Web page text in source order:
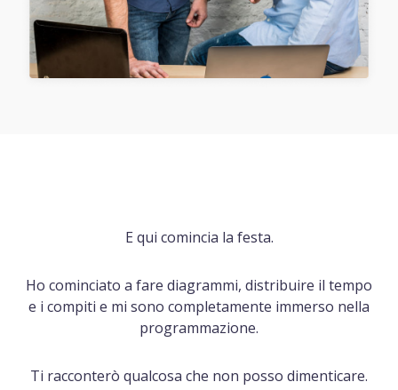
E qui comincia la festa.
Ho cominciato a fare diagrammi, distribuire il tempo
e i compiti e mi sono completamente immerso nella
programmazione.
Ti racconterò qualcosa che non posso dimenticare.